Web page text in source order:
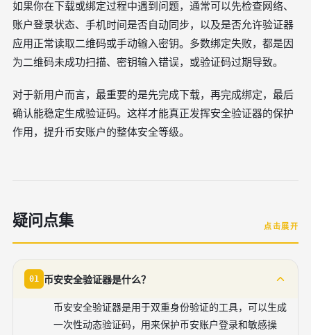
如果你在下载或绑定过程中遇到问题，通常可以先检查网络、
账户登录状态、手机时间是否自动同步，以及是否允许验证器
应用正常读取二维码或手动输入密钥。多数绑定失败，都是因
为二维码未成功扫描、密钥输入错误，或验证码过期导致。
对于新用户而言，最重要的是先完成下载，再完成绑定，最后
确认能稳定生成验证码。这样才能真正发挥安全验证器的保护
作用，提升币安账户的整体安全等级。
疑问点集 点击展开
01 币安安全验证器是什么？
币安安全验证器是用于双重身份验证的工具，可以生成
一次性动态验证码，用来保护币安账户登录和敏感操